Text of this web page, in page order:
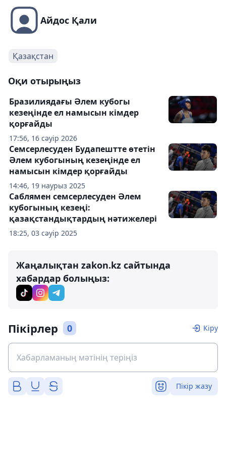
Айдос Қали
Қазақстан
Оқи отырыңыз
17:56, 16 сәуір 2026
Бразилиядағы Әлем кубогы
кезеңінде ел намысын кімдер
қорғайды
14:46, 19 наурыз 2025
Семсерлесуден Будапештте өтетін
Әлем кубогының кезеңінде ел
намысын кімдер қорғайды
18:25, 03 сәуір 2025
Саблямен семсерлесуден Әлем
кубогының кезеңі:
қазақстандықтардың нәтижелері
Жаңалықтан zakon.kz сайтында
хабардар болыңыз:
Пікірлер 0 Кіру
Пікір жазу